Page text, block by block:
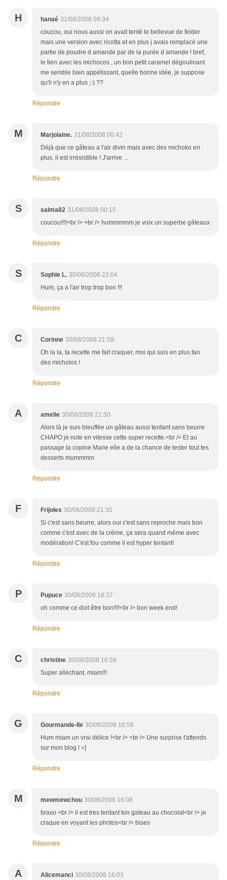
H hanaé 31/08/2008 09:34
coucou, oui nous aussi on avait tenté le bellevue de felder
mais une version avec ricotta et en plus j avais remplacé une
partie de poudre d amande par de la purée d amande ! bref,
le tien avec les michocos , un bon petit caramel dégoulinant
me semble bien appétissant, quelle bonne idée, je suppose
qu'il n'y en a plus ;-) ??
Répondre
M Marjolaine. 31/08/2008 00:42
Déjà que ce gâteau a l'air divin mais avec des michoko en
plus, il est irrésistible ! J'arrive ...
Répondre
S salma82 31/08/2008 00:15
coucou!!!!<br /> <br /> hummmmm je voix un superbe gâteaux
Répondre
S Sophie L. 30/08/2008 22:04
Hum, ça a l'air trop trop bon !!!
Répondre
C Corinne 30/08/2008 21:58
Oh la la, ta recette me fait craquer, moi qui suis en plus fan
des micholos !
Répondre
A amelie 30/08/2008 21:50
Alors là je suis bleuffée un gâteau aussi tentant sans beurre
CHAPO je note en vitesse cette super recette.<br /> Et au
passage ta copine Marie elle a de la chance de tester tout tes
desserts mummmm
Répondre
F Frijoles 30/08/2008 21:35
Si c'est sans beurre, alors oui c'est sans reproche mais bon
comme c'est avec de la crème, ça sera quand même avec
modération! C'est fou comme il est hyper tentant!
Répondre
P Pupuce 30/08/2008 18:37
oh comme ce doit être bon!!!!<br /> bon week end!
Répondre
C christine 30/08/2008 16:58
Super alléchant, miam!!!
Répondre
G Gourmande-Ile 30/08/2008 16:58
Hum miam un vrai délice !<br /> <br /> Une surprise t'attends
sur mon blog ! =]
Répondre
M mewmewchou 30/08/2008 16:08
bravo <br /> il est tres tentant ton gateau au chocolat<br /> je
craque en voyant les photos<br /> bises
Répondre
A Alicemanci 30/08/2008 16:03